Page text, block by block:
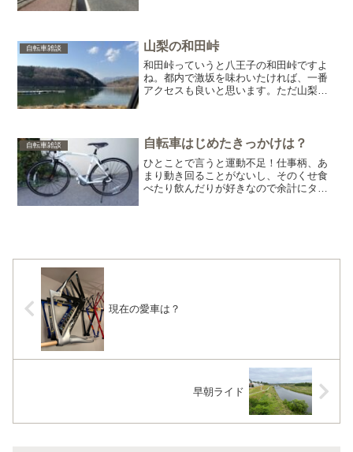
通勤距離が５kmだったの...
自転車雑談 山梨の和田峠
和田峠っていうと八王子の和田峠ですよ
ね。都内で激坂を味わいたければ、一番
アクセスも良いと思います。ただ山梨に
Googleマップを見てい...
自転車雑談 自転車はじめたきっかけは？
ひとことで言うと運動不足！仕事柄、あ
まり動き回ることがないし、そのくせ食
べたり飲んだりが好きなので余計にタチ
現在の愛車は？
早朝ライド